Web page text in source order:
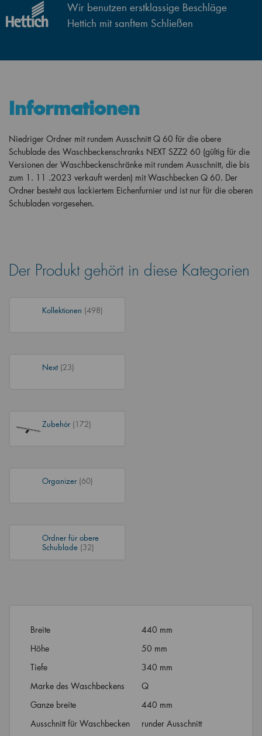
Wir benutzen erstklassige Beschläge
Hettich mit sanftem Schließen
Informationen
Niedriger Ordner mit rundem Ausschnitt Q 60 für die obere
Schublade des Waschbeckenschranks NEXT SZZ2 60 (gültig für die
Versionen der Waschbeckenschränke mit rundem Ausschnitt, die bis
zum 1. 11 .2023 verkauft werden) mit Waschbecken Q 60. Der
Ordner besteht aus lackiertem Eichenfurnier und ist nur für die oberen
Schubladen vorgesehen.
Der Produkt gehört in diese Kategorien
Kollektionen (498)
Next (23)
Zubehör (172)
Organizer (60)
Ordner für obere
Schublade (32)
Breite
440 mm
Höhe
50 mm
Tiefe
340 mm
Marke des Waschbeckens
Q
Ganze breite
440 mm
Ausschnitt für Waschbecken
runder Ausschnitt